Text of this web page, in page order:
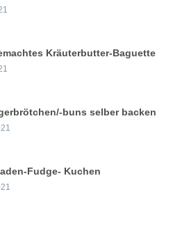
Kräuterbutter-Baguette
buns selber backen
Fudge- Kuchen